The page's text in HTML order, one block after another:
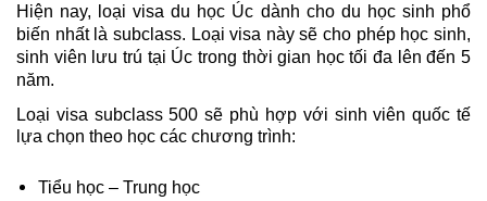
Hiện nay, loại visa du học Úc dành cho du học sinh phổ
biến nhất là subclass. Loại visa này sẽ cho phép học sinh,
sinh viên lưu trú tại Úc trong thời gian học tối đa lên đến 5
năm.
Loại visa subclass 500 sẽ phù hợp với sinh viên quốc tế
lựa chọn theo học các chương trình:
Tiểu học – Trung học